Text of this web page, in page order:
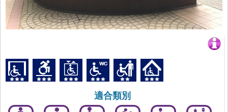
適合類別